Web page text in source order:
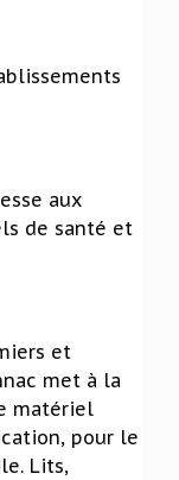
aux
de santé et
et
met à la
matériel
pour le
Lits,